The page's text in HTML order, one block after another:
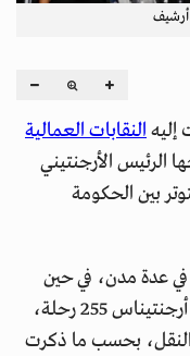
أرشيف
إليهالنقابات العمالية
الرئيس الأرجنتيني
بين الحكومة
في عدة مدن، في حين
ألغت شركة الطيران الوطنية أيرولينياس أرجنتيناس 255 رحلة،
بحسب ما ذكرت